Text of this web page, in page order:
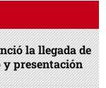
la llegada de
y presentación